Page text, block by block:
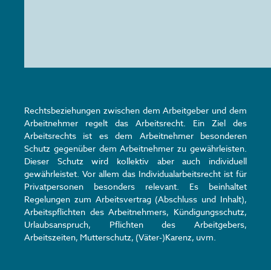
Rechtsbeziehungen zwischen dem Arbeitgeber und dem
Arbeitnehmer regelt das Arbeitsrecht. Ein Ziel des
Arbeitsrechts ist es dem Arbeitnehmer besonderen
Schutz gegenüber dem Arbeitnehmer zu gewährleisten.
Dieser Schutz wird kollektiv aber auch individuell
gewährleistet. Vor allem das Individualarbeitsrecht ist für
Privatpersonen besonders relevant. Es beinhaltet
Regelungen zum Arbeitsvertrag (Abschluss und Inhalt),
Arbeitspflichten des Arbeitnehmers, Kündigungsschutz,
Urlaubsanspruch, Pflichten des Arbeitgebers,
Arbeitszeiten, Mutterschutz, (Väter-)Karenz, uvm.